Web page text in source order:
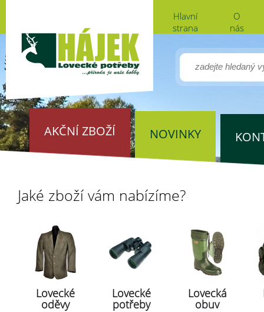
Hlavní
strana
O
nás
AKČNÍ ZBOŽÍ NOVINKY
Jaké zboží vám nabízíme?
Lovecké
oděvy
Lovecké
potřeby
Lovecká
obuv